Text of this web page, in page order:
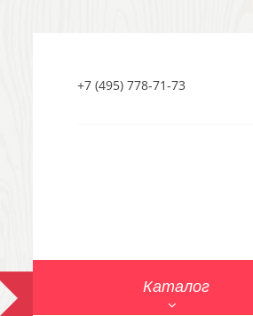
+7 (495) 778-71-73
Каталог